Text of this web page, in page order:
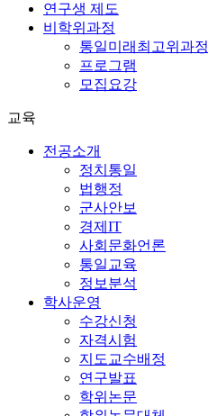
연구생 제도
비학위과정
통일미래최고위과정
프로그램
모집요강
교육
전공소개
정치통일
법행정
군사안보
경제IT
사회문화언론
통일교육
정보분석
학사운영
수강신청
자격시험
지도교수배정
연구발표
학위논문